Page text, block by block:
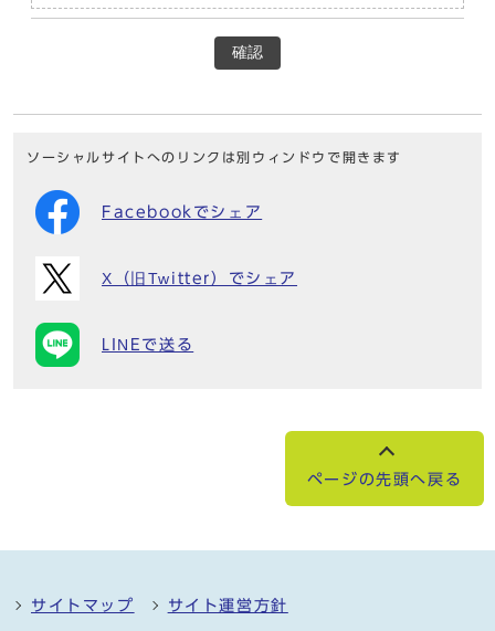
確認
ソーシャルサイトへのリンクは別ウィンドウで開きます
Facebookでシェア
X（旧Twitter）でシェア
LINEで送る
ページの先頭へ戻る
サイトマップ サイト運営方針